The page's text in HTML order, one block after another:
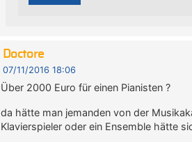
Doctore
07/11/2016 18:06
Über 2000 Euro für einen Pianisten ?
da hätte man jemanden von der
Klavierspieler oder ein Ensemble hätte